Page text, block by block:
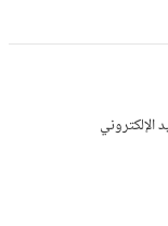
الإلكتروني